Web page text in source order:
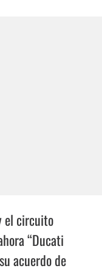
el circuito
“Ducati
acuerdo de